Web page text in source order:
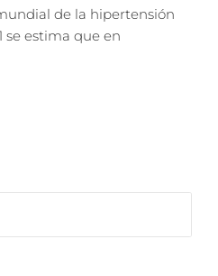
de la hipertensión
se estima que en